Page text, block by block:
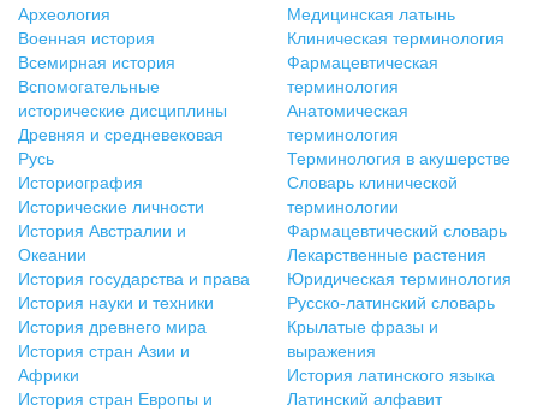
Археология
Военная история
Всемирная история
Вспомогательные
исторические дисциплины
Древняя и средневековая
Русь
Историография
Исторические личности
История Австралии и
Океании
История государства и права
История науки и техники
История древнего мира
История стран Азии и
Африки
История стран Европы и
Медицинская латынь
Клиническая терминология
Фармацевтическая
терминология
Анатомическая
терминология
Терминология в акушерстве
Словарь клинической
терминологии
Фармацевтический словарь
Лекарственные растения
Юридическая терминология
Русско-латинский словарь
Крылатые фразы и
выражения
История латинского языка
Латинский алфавит